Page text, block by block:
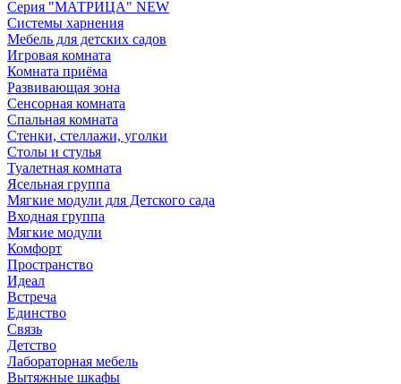
Серия "МАТРИЦА" NEW
Системы харнения
Мебель для детских садов
Игровая комната
Комната приёма
Развивающая зона
Сенсорная комната
Спальная комната
Стенки, стеллажи, уголки
Столы и стулья
Туалетная комната
Ясельная группа
Мягкие модули для Детского сада
Входная группа
Мягкие модули
Комфорт
Пространство
Идеал
Встреча
Единство
Связь
Детство
Лабораторная мебель
Вытяжные шкафы